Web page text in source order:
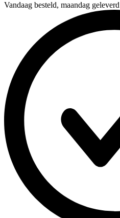
Vandaag besteld, maandag geleverd